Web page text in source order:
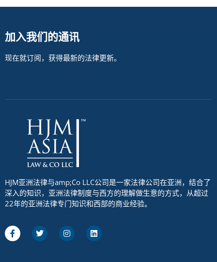
加入我们的通讯
现在就订阅，获得最新的法律更新。
HJM亚洲法律与amp;Co LLC公司是一家法律公司在亚洲，结合了
深入的知识，亚洲法律制度与西方的理解做生意的方式，从超过
22年的亚洲法律专门知识和西部的商业经验。